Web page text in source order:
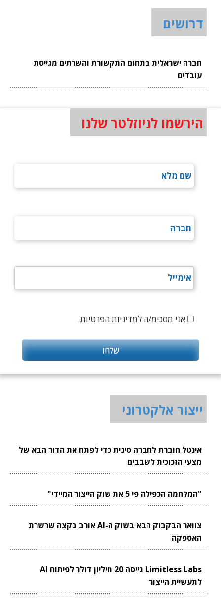
דרושים
חברה ישראלית בתחום התקשורת והשרתים מגייסת
עובדים
הירשמו לניוזלטר שלנו
אני מסכימ/ה למדיניות הפרטיות.
ייצור אלקטרוני
אינטל חוברת לחברה סינית כדי לפתח את הדור הבא של
מצעי הזכוכית לשבבים
"המלחמה הכפילה פי 5 את שוק הייצור המיידי"
צוואר הבקבוק הבא בשוק ה-AI אורב בקצה שרשרת
האספקה
Limitless Labs גייסה 20 מיליון דולר לפיתוח AI
לתעשיית הייצור